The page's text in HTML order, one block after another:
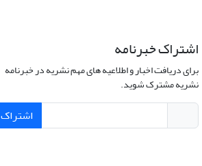
اشتراک خبرنامه
برای دریافت اخبار و اطلاعیه های مهم نشریه در خبرنامه
نشریه مشترک شوید.
اشتراک